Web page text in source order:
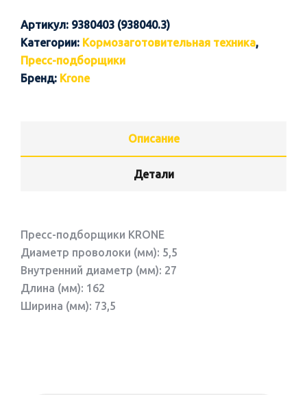
Артикул: 9380403 (938040.3)
Категории: Кормозаготовительная техника,
Пресс-подборщики
Бренд: Krone
Описание
Детали
Пресс-подборщики KRONE
Диаметр проволоки (мм): 5,5
Внутренний диаметр (мм): 27
Длина (мм): 162
Ширина (мм): 73,5